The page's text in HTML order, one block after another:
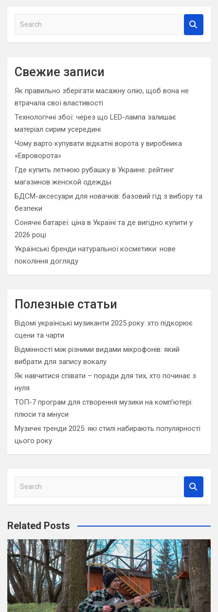
a
c
Свежие записи
Як правильно зберігати масажну олію, щоб вона не
втрачала свої властивості
Технологічні збої: через що LED-лампа залишає
матеріал сирим усередині
Чому варто купувати відкатні ворота у виробника
«Евроворота»
Где купить летнюю рубашку в Украине: рейтинг
магазинов женской одежды
БДСМ-аксесуари для новачків: базовий гід з вибору та
безпеки
Сонячні батареї: ціна в Україні та де вигідно купити у
2026 році
Українські бренди натуральної косметики: нове
покоління догляду
Полезные статьи
Відомі українські музиканти 2025 року: хто підкорює
сцени та чарти
Відмінності між різними видами мікрофонів: який
вибрати для запису вокалу
Як навчитися співати – поради для тих, хто починає з
нуля
ТОП-7 програм для створення музики на комп’ютері:
плюси та мінуси
Музичні тренди 2025: які стилі набирають популярності
цього року
a
c
h
Related Posts